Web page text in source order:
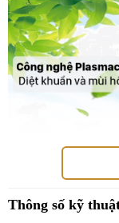
Làm đông thực
Thông số kỹ